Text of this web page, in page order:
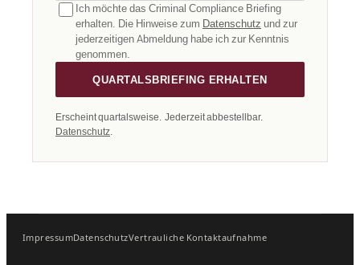
Ich möchte das Criminal Compliance Briefing
erhalten. Die Hinweise zum Datenschutz und zur
jederzeitigen Abmeldung habe ich zur Kenntnis
genommen.
QUARTALSBRIEFING ERHALTEN
Erscheint quartalsweise. Jederzeit abbestellbar.
Datenschutz.
ImpressumDatenschutzVertrauliche Kontaktaufnahme